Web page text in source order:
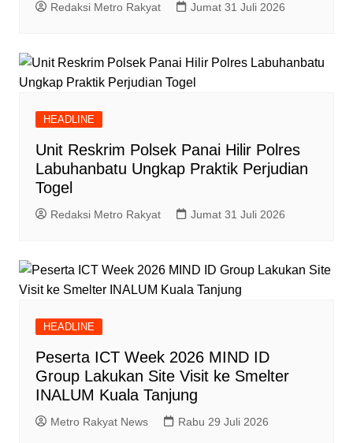
Redaksi Metro Rakyat Jumat 31 Juli 2026
HEADLINE
Unit Reskrim Polsek Panai Hilir Polres
Labuhanbatu Ungkap Praktik Perjudian
Togel
Redaksi Metro Rakyat Jumat 31 Juli 2026
HEADLINE
Peserta ICT Week 2026 MIND ID
Group Lakukan Site Visit ke Smelter
INALUM Kuala Tanjung
Metro Rakyat News Rabu 29 Juli 2026